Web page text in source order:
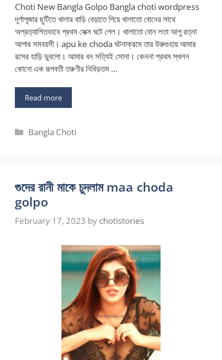
Choti New Bangla Golpo Bangla choti wordpress
দূর্গাপূজার ছুটিতে খালার বাড়ি বেড়াতে গিয়ে খালাতো বোনের সাথে
অপ্রত্যাশিতভাবে প্রথম সেক্স ঘটে গেল। খালাতো বোন লতা আপু রত্না
আপার সমবয়সী। apu ke choda ঘটনাক্রমে তার উরুগুহায় আমার
রসের হাড়ি ডুবলো। আমার ধন সত্যিই সোনা। কেননা প্রথম স্খলন
কোনো এক রূপবতী তরুণীর নিবিড়তম …
Read more
Categories
Bangla Choti
গুদের রানী মাকে চুদলাম maa choda
golpo
February 17, 2023 by chotistories